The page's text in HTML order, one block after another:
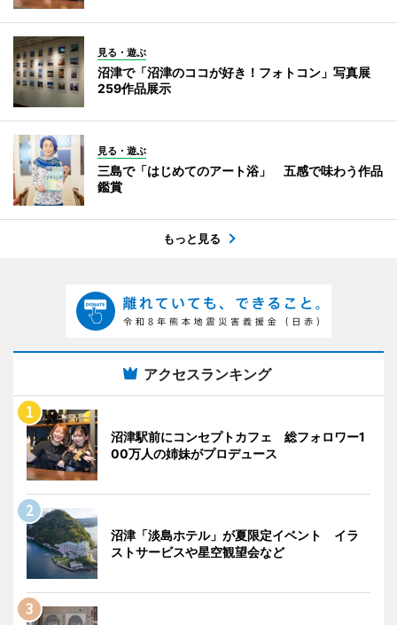
見る・遊ぶ
沼津で「沼津のココが好き！フォトコン」写真展
259作品展示
見る・遊ぶ
三島で「はじめてのアート浴」 五感で味わう作品
鑑賞
もっと見る
アクセスランキング
沼津駅前にコンセプトカフェ 総フォロワー1
00万人の姉妹がプロデュース
沼津「淡島ホテル」が夏限定イベント イラ
ストサービスや星空観望会など